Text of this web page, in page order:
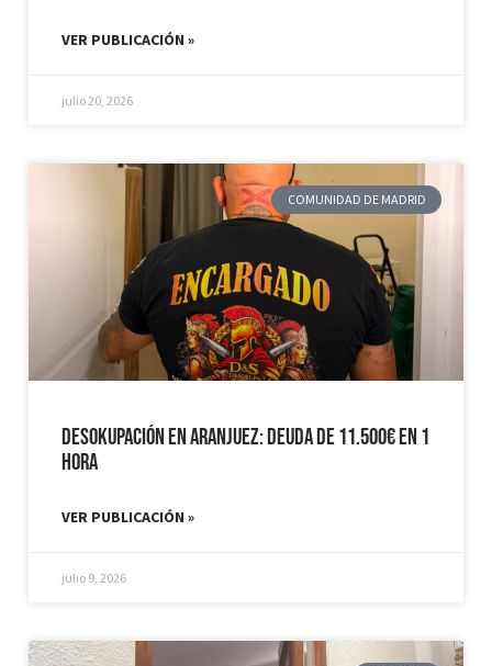
VER PUBLICACIÓN »
julio 20, 2026
COMUNIDAD DE MADRID
Desokupación en Aranjuez: Deuda de 11.500€ en 1
hora
VER PUBLICACIÓN »
julio 9, 2026